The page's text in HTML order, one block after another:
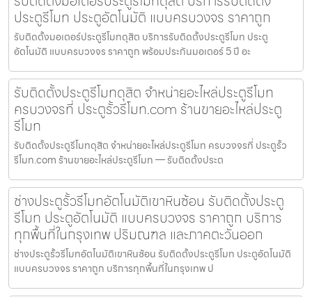
ประตูรีโมท ประตูอัตโนมัติ แบบครบวงจร ราคาถูก
รับติดตั้งมอเตอร์ประตูรีโมทดุสิต บริการรับติดตั้งประตูรีโมท ประตู
อัตโนมัติ แบบครบวงจร ราคาถูก พร้อมประกันมอเตอร์ 5 ปี อะ
รับติดตั้งประตูรีโมทดุสิต จำหน่ายอะไหล่ประตูรีโมท
ครบวงจรที่ ประตูรั้วรีโมท.com ร้านขายอะไหล่ประตู
รีโมท
รับติดตั้งประตูรีโมทดุสิต จำหน่ายอะไหล่ประตูรีโมท ครบวงจรที่ ประตูรั้ว
รีโมท.com ร้านขายอะไหล่ประตูรีโมท — รับติดตั้งประต
ช่างประตูรั้วรีโมทอัตโนมัติเขาหินซ้อน รับติดตั้งประตู
รีโมท ประตูอัตโนมัติ แบบครบวงจร ราคาถูก บริการ
ทุกพื้นที่ในกรุงเทพ ปริมณฑล และภาคตะวันออก
ช่างประตูรั้วรีโมทอัตโนมัติเขาหินซ้อน รับติดตั้งประตูรีโมท ประตูอัตโนมัติ
แบบครบวงจร ราคาถูก บริการทุกพื้นที่ในกรุงเทพ ป